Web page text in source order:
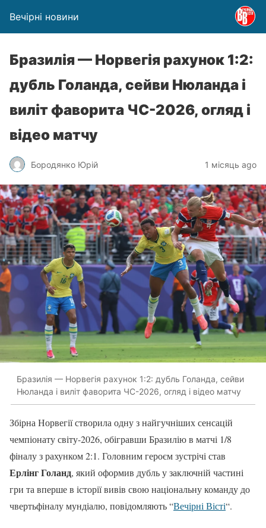
Вечірні новини
Бразилія — Норвегія рахунок 1:2:
дубль Голанда, сейви Нюланда і
виліт фаворита ЧС-2026, огляд і
відео матчу
Бородянко Юрій 1 місяць ago
Бразилія — Норвегія рахунок 1:2: дубль Голанда, сейви
Нюланда і виліт фаворита ЧС-2026, огляд і відео матчу
Збірна Норвегії створила одну з найгучніших сенсацій
чемпіонату світу-2026, обігравши Бразилію в матчі 1/8
фіналу з рахунком 2:1. Головним героєм зустрічі став
Ерлінг Голанд, який оформив дубль у заключній частині
гри та вперше в історії вивів свою національну команду до
чвертьфіналу мундіалю, повідомляють “Вечірні Вісті“.